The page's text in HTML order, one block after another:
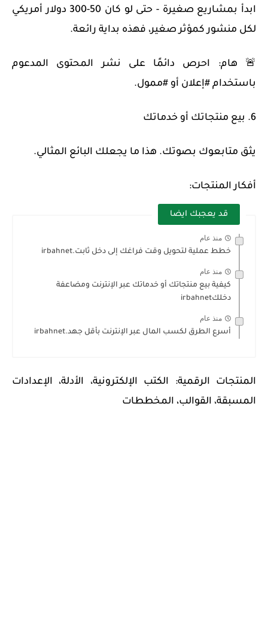
ابدأ بمشاريع صغيرة - حتى لو كان 50-300 دولار أمريكي
لكل منشور كمؤثر صغير، فهذه بداية رائعة.
🚨 هام: احرص دائمًا على نشر المحتوى المدعوم
باستخدام #إعلان أو #ممول.
6. بيع منتجاتك أو خدماتك
يثق متابعوك بصوتك. هذا ما يجعلك البائع المثالي.
أفكار المنتجات:
قد يعجبك ايضا
منذ عام
خطط عملية لتحويل وقت فراغك إلى دخل ثابت.irbahnet
منذ عام
كيفية بيع منتجاتك أو خدماتك عبر الإنترنت ومضاعفة
دخلكirbahnet
منذ عام
أسرع الطرق لكسب المال عبر الإنترنت بأقل جهد.irbahnet
المنتجات الرقمية: الكتب الإلكترونية، الأدلة، الإعدادات
المسبقة، القوالب، المخططات